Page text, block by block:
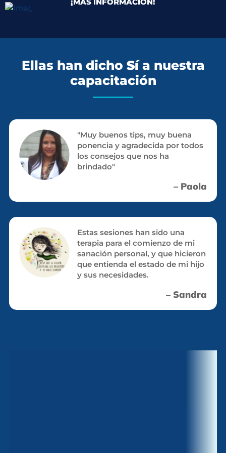
Ellas han dicho Sía nuestra
capacitación
"Muy buenos tips, muy buena
ponencia y agradecida por todos
los consejos que nos ha
brindado"
– Paola
Estas sesiones han sido una
terapia para el comienzo de mi
sanación personal, y que hicieron
que entienda el estado de mi hijo
y sus necesidades.
– Sandra